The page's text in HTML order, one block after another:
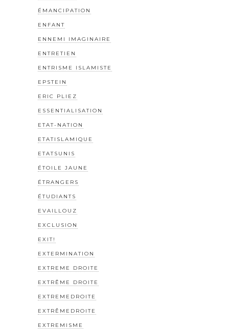
ÉMANCIPATION
ENFANT
ENNEMI IMAGINAIRE
ENTRETIEN
ENTRISME ISLAMISTE
EPSTEIN
ERIC PLIEZ
ESSENTIALISATION
ETAT-NATION
ETATISLAMIQUE
ETATSUNIS
ÉTOILE JAUNE
ÉTRANGERS
ÉTUDIANTS
EVAILLOUZ
EXCLUSION
EXIT!
EXTERMINATION
EXTREME DROITE
EXTRÊME DROITE
EXTREMEDROITE
EXTRÊMEDROITE
EXTREMISME